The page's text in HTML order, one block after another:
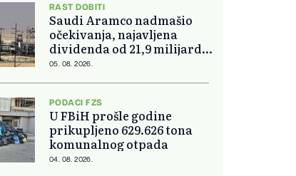
RAST DOBITI
Saudi Aramco nadmašio
očekivanja, najavljena
dividenda od 21,9 milijardi
dolara
05. 08. 2026.
PODACI FZS
U FBiH prošle godine
prikupljeno 629.626 tona
komunalnog otpada
04. 08. 2026.